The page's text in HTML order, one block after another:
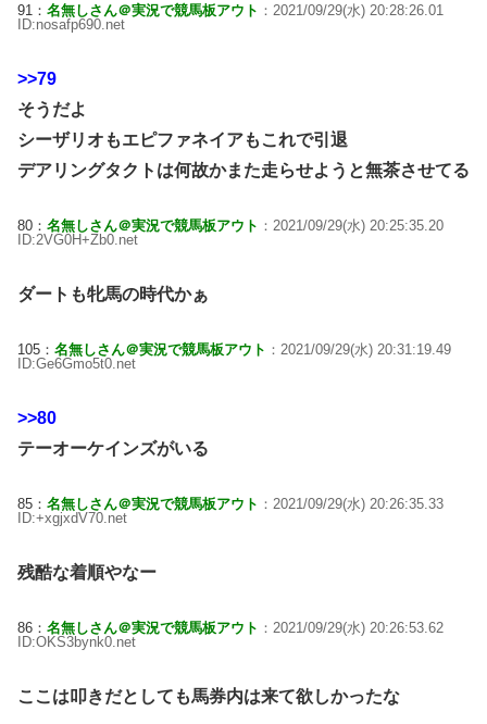
91： 名無しさん＠実況で競馬板アウト ：2021/09/29(水) 20:28:26.01
ID:nosafp690.net
>>79
そうだよ
シーザリオもエピファネイアもこれで引退
デアリングタクトは何故かまた走らせようと無茶させてる
80： 名無しさん＠実況で競馬板アウト ：2021/09/29(水) 20:25:35.20
ID:2VG0H+Zb0.net
ダートも牝馬の時代かぁ
105： 名無しさん＠実況で競馬板アウト ：2021/09/29(水) 20:31:19.49
ID:Ge6Gmo5t0.net
>>80
テーオーケインズがいる
85： 名無しさん＠実況で競馬板アウト ：2021/09/29(水) 20:26:35.33
ID:+xgjxdV70.net
残酷な着順やなー
86： 名無しさん＠実況で競馬板アウト ：2021/09/29(水) 20:26:53.62
ID:OKS3bynk0.net
ここは叩きだとしても馬券内は来て欲しかったな